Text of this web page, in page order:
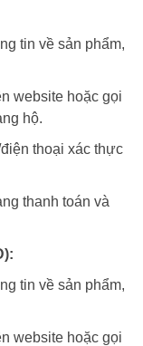
tin về sản phẩm,
website hoặc gọi
hộ.
thoại xác thực
thanh toán và
tin về sản phẩm,
website hoặc gọi